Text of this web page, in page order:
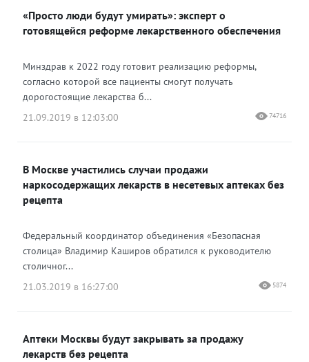
Одноклассники
«Просто люди будут умирать»: эксперт о
готовящейся реформе лекарственного обеспечения
Минздрав к 2022 году готовит реализацию реформы,
согласно которой все пациенты смогут получать
дорогостоящие лекарства б...
21.09.2019 в 12:03:00
74716
В Москве участились случаи продажи
наркосодержащих лекарств в несетевых аптеках без
рецепта
Федеральный координатор объединения «Безопасная
столица» Владимир Каширов обратился к руководителю
столичног...
21.03.2019 в 16:27:00
5874
Аптеки Москвы будут закрывать за продажу
лекарств без рецепта